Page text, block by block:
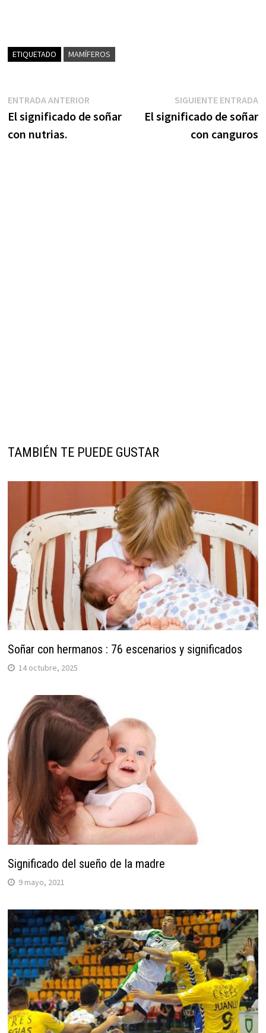
ETIQUETADO MAMÍFEROS
Navegación
de
ENTRADA ANTERIOREntrada
anterior:
El significado de soñar
con nutrias.
SIGUIENTE ENTRADA
El significado de soñar
con canguros
TAMBIÉN TE PUEDE GUSTAR
Soñar con hermanos : 76 escenarios y significados
14 octubre, 2025
Significado del sueño de la madre
9 mayo, 2021